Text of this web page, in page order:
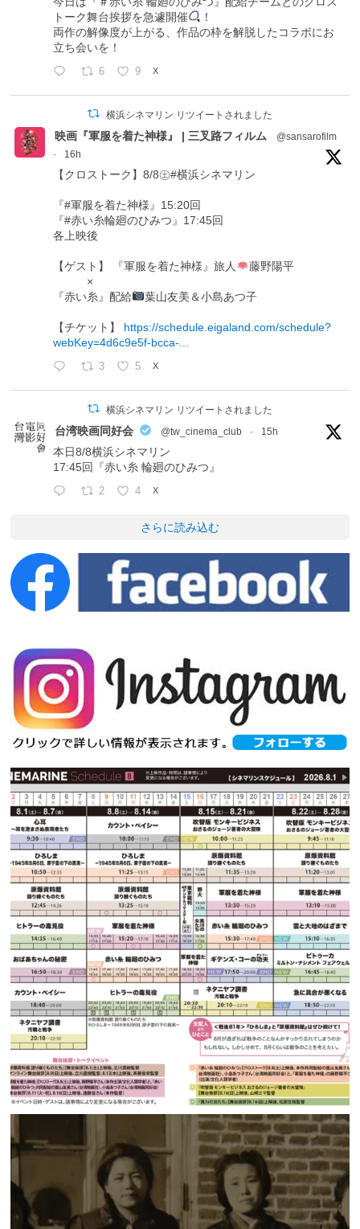
トーク舞台挨拶を急遽開催
！
両作の解像度が上がる、作品の枠を解脱したコラボにお
立ち会いを！
6 9 X
横浜シネマリン リツイートされました
映画『軍服を着た神様』 | 三叉路フィルム
@sansarofilm
·
16h
【クロストーク】8/8㊏#横浜シネマリン
『#軍服を着た神様』15:20回
『#赤い糸輪廻のひみつ』17:45回
各上映後
【ゲスト】 『軍服を着た神様』旅人
藤野陽平
×
『赤い糸』配給
葉山友美＆小島あつ子
【チケット】 https://schedule.eigaland.com/schedule?
webKey=4d6c9e5f-bcca-...
3 5 X
横浜シネマリン リツイートされました
台湾映画同好会 @tw_cinema_club · 15h
本日8/8横浜シネマリン
17:45回『赤い糸 輪廻のひみつ』
2 4 X
さらに読み込む